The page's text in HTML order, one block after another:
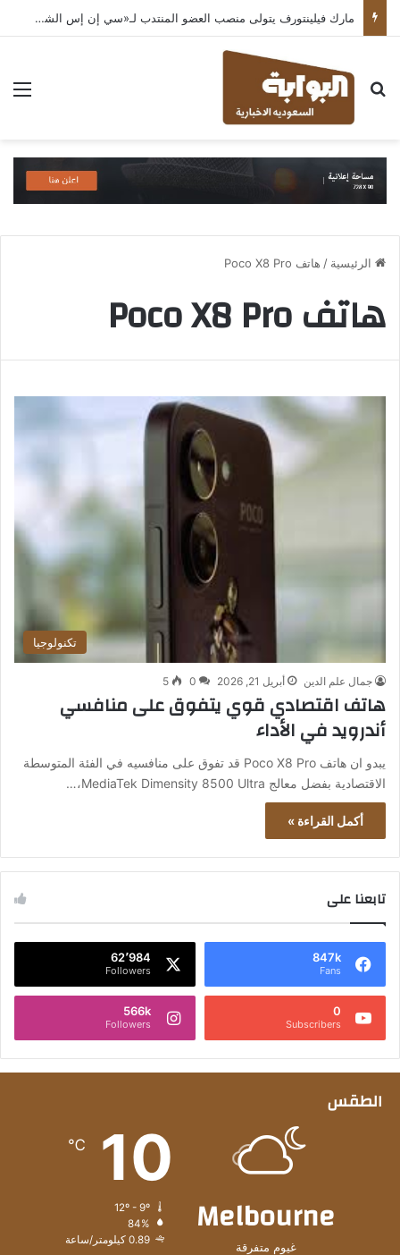
مارك فيلينتورف يتولى منصب العضو المنتدب لـ«سي إن إس الشرق الأوسط» ويشرف على شركات قطاع التكنولوجيا ضمن مجموعة غباش
بحث عن
الرئيسية / هاتف Poco X8 Pro
هاتف Poco X8 Pro
تكنولوجيا
جمال علم الدين أبريل 21, 2026 0
5
هاتف اقتصادي قوي يتفوق على منافسي
أندرويد في الأداء
يبدو ان هاتف Poco X8 Pro قد تفوق على منافسيه في الفئة المتوسطة
الاقتصادية بفضل معالج MediaTek Dimensity 8500 Ultra،…
أكمل القراءة »
تابعنا على
847k
Fans
62٬984
Followers
0
Subscribers
566k
Followers
الطقس
Melbourne
غيوم متفرقة
10
℃
84%
0.89 كيلومتر/ساعة